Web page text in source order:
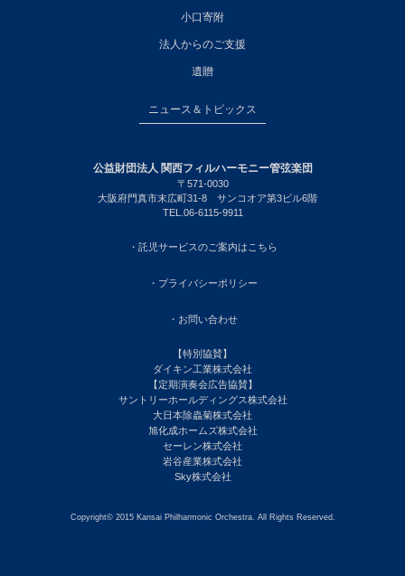
小口寄附
法人からのご支援
遺贈
ニュース＆トピックス
公益財団法人 関西フィルハーモニー管弦楽団
〒571-0030
大阪府門真市末広町31-8 サンコオア第3ビル6階
TEL.06-6115-9911
・託児サービスのご案内はこちら
・プライバシーポリシー
・お問い合わせ
【特別協賛】
ダイキン工業株式会社
【定期演奏会広告協賛】
サントリーホールディングス株式会社
大日本除蟲菊株式会社
旭化成ホームズ株式会社
セーレン株式会社
岩谷産業株式会社
Sky株式会社
Copyright© 2015 Kansai Philharmonic Orchestra. All Rights Reserved.